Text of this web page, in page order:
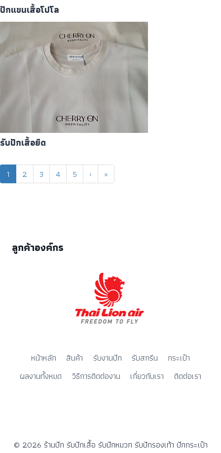
ปักแขนเสื้อโปโล
รับปักเสื้อยืด
1 2 3 4 5 › »
ลูกค้าองค์กร
หน้าหลัก สินค้า รับงานปัก รับสกรีน
กระเป๋า
ผลงานทั้งหมด
วิธีการติดต่องาน เกี่ยวกับเรา ติดต่อเรา
© 2026 ร้านปัก รับปักเสื้อ รับปักหมวก รับปักรองเท้า ปักกระเป๋า